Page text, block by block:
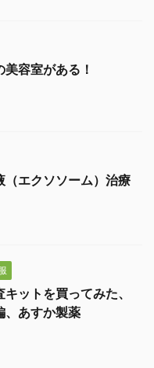
容室がある！
（エクソソーム）治療
ットを買ってみた、
、あすか製薬